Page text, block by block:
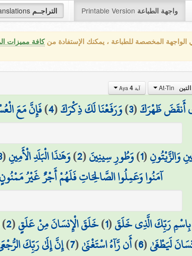
التراجــم Printable Version واجهة الطباعة
الواجهة المخصصة للطباعة ، يمكنك الإستفادة منكافة مميزات
التين آية Aya 4
أَنقَضَ ظَهْرَكَ(
3
)وَرَفَعْنَا لَكَ ذِكْرَكَ(
4
)فَإِنَّ مَعَ
وَالزَّيْتُونِ(
1
)وَطُورِ سِينِينَ(
2
)وَهَٰذَا الْبَلَدِ الْأَمِينِ(
آمَنُوا وَعَمِلُوا الصَّالِحَاتِ فَلَهُمْ أَجْرٌ غَيْرُ
بِاسْمِ رَبِّكَ الَّذِي خَلَقَ(
1
)خَلَقَ الْإِنسَانَ مِنْ عَلَقٍ(
2
لَيَطْغَىٰ(
6
)أَن رَّآهُ اسْتَغْنَىٰ(
7
)إِنَّ إِلَىٰ رَبِّكَ